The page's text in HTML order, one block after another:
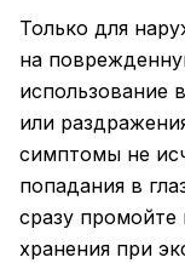
Только для
на
использование
или
симптомы не
попадания в
сразу промойте
хранения при